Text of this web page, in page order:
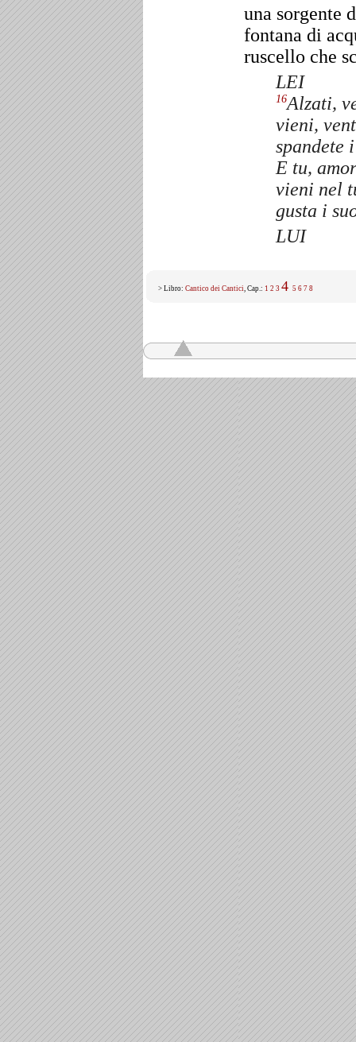
una sorgente
fontana di
ruscello che
LEI
16Alzati,
vieni,
spandete
E tu,
vieni nel
gusta i
LUI
> Libro: Cantico dei Cantici, Cap.: 1 2 3 4 5 6 7 8